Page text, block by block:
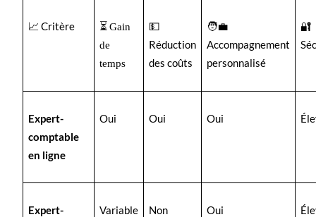
📈 Critère ⏳Gain
de
temps
💵
Réduction
des coûts
🧑‍💼
Accompagnement
personnalisé
🔐
Expert-
comptable
en ligne
Oui Oui Oui
Expert-
Variable Non Oui